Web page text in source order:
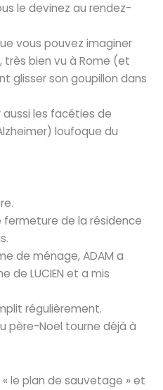
le devinez au rendez-
vous pouvez imaginer
très bien vu à Rome (et
glisser son goupillon dans
les facéties de
loufoque du
fermeture de la résidence
de ménage, ADAM a
de LUCIEN et a mis
régulièrement.
père-Noël tourne déjà à
le plan de sauvetage » et